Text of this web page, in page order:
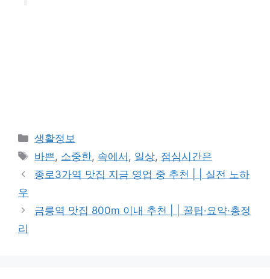
카
테
고
리
생활정보
태
그
바쁜, 소중한, 속에서 , 일상, 점심시간은
종로3가역 맛집 지금 영업 중 추천 | | 실전 노하
우
금릉역 맛집 800m 이내 추천 | | 꿀팁·요약·총정
리